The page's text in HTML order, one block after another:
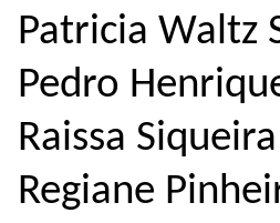
Patricia Waltz
Pedro
Raissa
Regiane